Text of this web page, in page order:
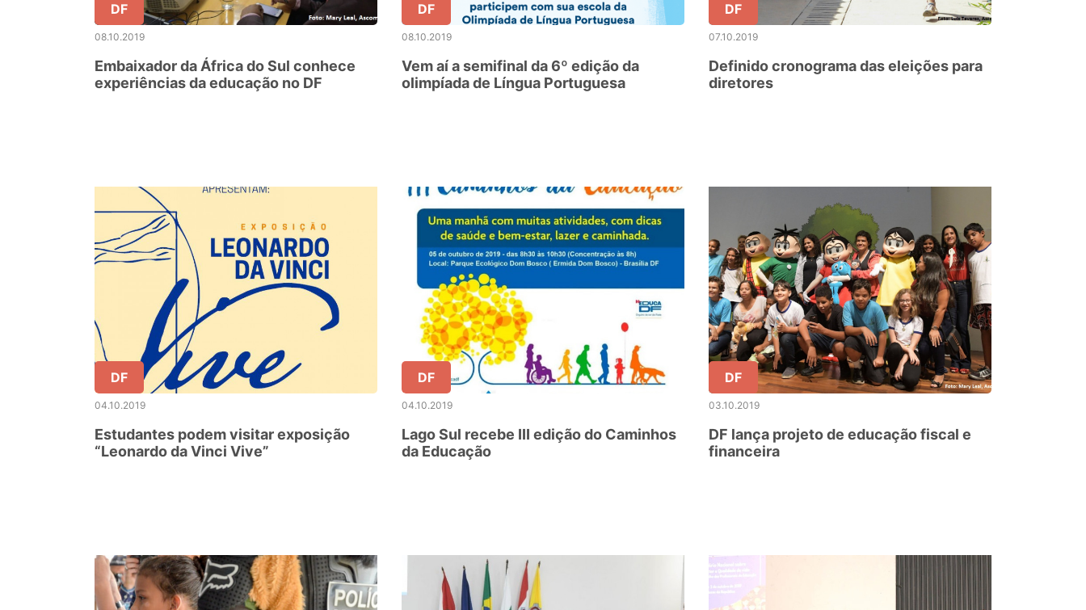
DF
08.10.2019
Embaixador da África do Sul conhece
experiências da educação no DF
DF
08.10.2019
Vem aí a semifinal da 6º edição da
olimpíada de Língua Portuguesa
DF
07.10.2019
Definido cronograma das eleições para
diretores
DF
04.10.2019
Estudantes podem visitar exposição
“Leonardo da Vinci Vive”
DF
04.10.2019
Lago Sul recebe III edição do Caminhos
da Educação
DF
03.10.2019
DF lança projeto de educação fiscal e
financeira